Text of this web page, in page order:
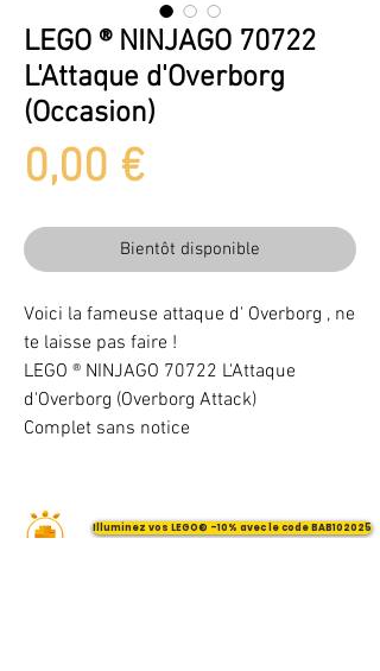
LEGO ® NINJAGO 70722
L'Attaque d'Overborg
(Occasion)
0,00 €Prix
Bientôt disponible
Voici la fameuse attaque d' Overborg , ne
te laisse pas faire !
LEGO ® NINJAGO 70722 L'Attaque
d'Overborg (Overborg Attack)
Complet sans notice
Illuminez vos LEGO® -10% avec le code BAB102025